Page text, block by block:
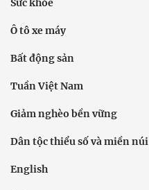
Sức khỏe
Ô tô xe máy
Bất động sản
Tuần Việt Nam
Giảm nghèo bền vững
Dân tộc thiểu số và miền núi
English